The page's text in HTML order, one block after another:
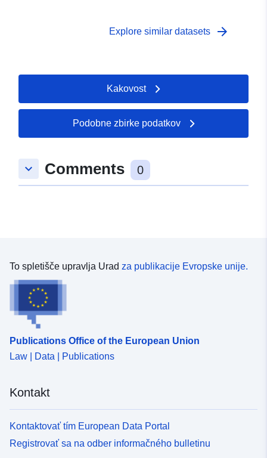
Explore similar datasets arrow_forward
Kakovost
Podobne zbirke podatkov
keyboard_arrow_down Comments 0
To spletišče upravlja Urad za publikacije Evropske unije.
Publications Office of the European Union
Law | Data | Publications
Kontakt
Kontaktovať tím European Data Portal
Registrovať sa na odber informačného bulletinu